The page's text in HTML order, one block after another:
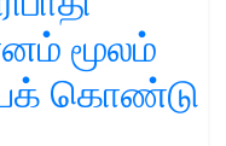
மூலம்
கொண்டு